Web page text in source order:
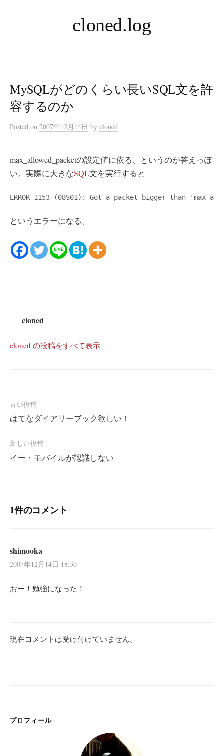
ス
キ
ッ
プ
cloned.log
MySQLがどのくらい長いSQL文を許
容するのか
Posted on 2007年12月14日 by cloned
max_allowed_packetの設定値に依る、というのが答えっぽ
い。実際に大きなSQL文を実行すると
ERROR 1153 (08S01): Got a packet bigger than
というエラーになる。
cloned
cloned の投稿をすべて表示
投
稿
ナ
ビ
ゲ
ョ
古い投稿
はてなダイアリーブック欲しい！
新しい投稿
イー・モバイルが認識しない
1件のコメント
shimooka
2007年12月14日 18:30
おー！勉強になった！
現在コメントは受け付けていません。
プロフィール